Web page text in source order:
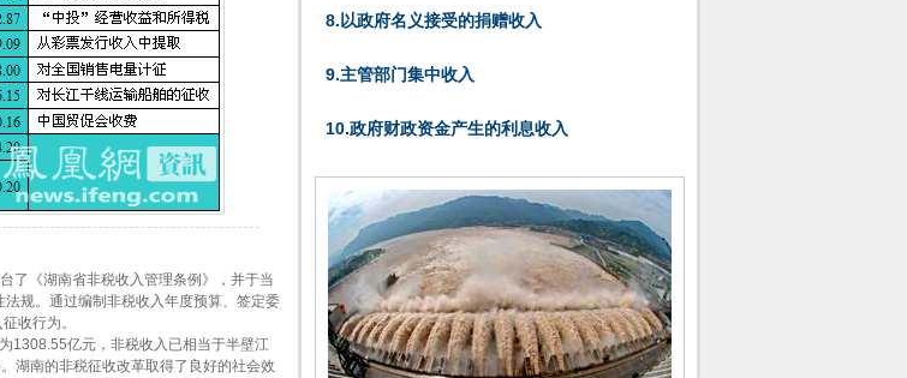
了《湖南省非税收入管理条例》，并于当
规。通过编制非税收入年度预算、签定委
收行为。
亿元，非税收入已相当于半壁江
湖南的非税征收改革取得了良好的社会效
8.以政府名义接受的捐赠收入
9.主管部门集中收入
10.政府财政资金产生的利息收入